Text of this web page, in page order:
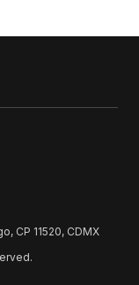
CP 11520, CDMX